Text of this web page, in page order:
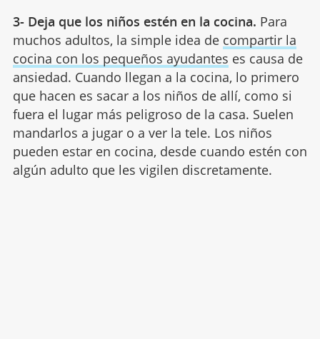
3- Deja que los niños estén en la cocina. Para
muchos adultos, la simple idea de compartir la
cocina con los pequeños ayudantes es causa de
ansiedad. Cuando llegan a la cocina, lo primero
que hacen es sacar a los niños de allí, como si
fuera el lugar más peligroso de la casa. Suelen
mandarlos a jugar o a ver la tele. Los niños
pueden estar en cocina, desde cuando estén con
algún adulto que les vigilen discretamente.